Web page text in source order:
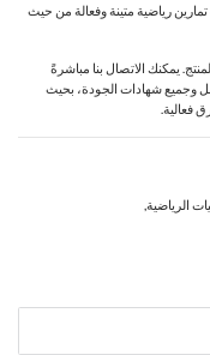
رياضية متينة وفعالة من حيث
يمكنك الاتصال بنا مباشرةً
وجميع شهادات الجودة، بحيث
فعالية.